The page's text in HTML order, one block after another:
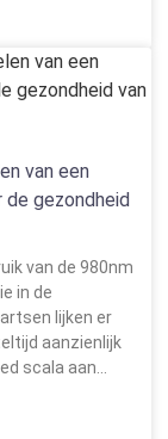
bieden
veiligheid en
goede
is vaak
van de prijs
casestudies.
van de
dat kwaliteit
een betere
patiënt.
van een
de gezondheid
van de 980nm
in de
lijken er
aanzienlijk
scala aan
980nm